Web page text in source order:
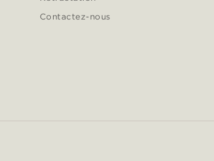
Contactez-nous